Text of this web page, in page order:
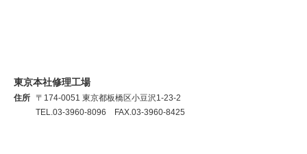
東京本社修理工場
住所 〒174-0051 東京都板橋区小豆沢1-23-2
TEL.03-3960-8096 FAX.03-3960-8425